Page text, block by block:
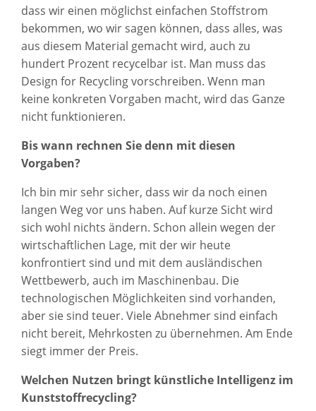
dass wir einen möglichst einfachen Stoffstrom
bekommen, wo wir sagen können, dass alles, was
aus diesem Material gemacht wird, auch zu
hundert Prozent recycelbar ist. Man muss das
Design for Recycling vorschreiben. Wenn man
keine konkreten Vorgaben macht, wird das Ganze
nicht funktionieren.
Bis wann rechnen Sie denn mit diesen
Vorgaben?
Ich bin mir sehr sicher, dass wir da noch einen
langen Weg vor uns haben. Auf kurze Sicht wird
sich wohl nichts ändern. Schon allein wegen der
wirtschaftlichen Lage, mit der wir heute
konfrontiert sind und mit dem ausländischen
Wettbewerb, auch im Maschinenbau. Die
technologischen Möglichkeiten sind vorhanden,
aber sie sind teuer. Viele Abnehmer sind einfach
nicht bereit, Mehrkosten zu übernehmen. Am Ende
siegt immer der Preis.
Welchen Nutzen bringt künstliche Intelligenz im
Kunststoffrecycling?